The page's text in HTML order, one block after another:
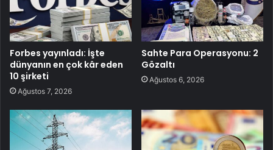
Forbes yayınladı: İşte
dünyanın en çok kâr eden
10 şirketi
Ağustos 7, 2026
Sahte Para Operasyonu: 2
Gözaltı
Ağustos 6, 2026